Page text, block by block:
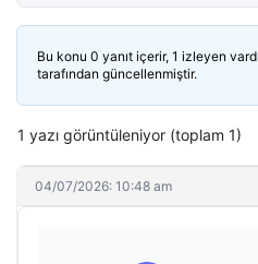
Bu konu 0 yanıt içerir, 1 izleyen
tarafından güncellenmiştir.
1 yazı görüntüleniyor (toplam 1)
04/07/2026: 10:48 am